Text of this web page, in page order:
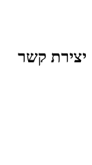
קשר